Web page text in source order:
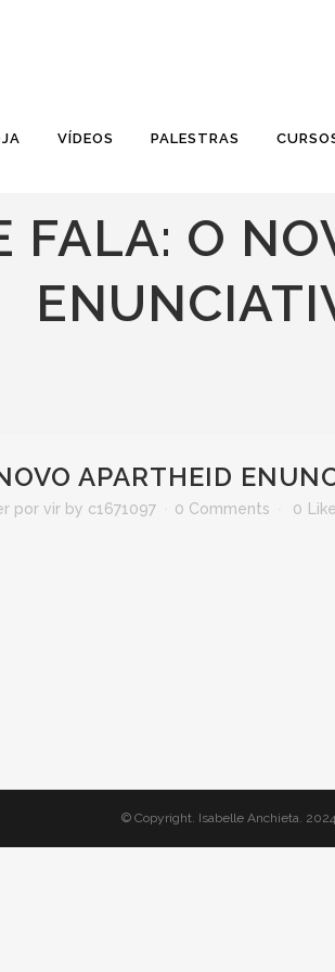
VÍDEOS PALESTRAS
FALA: O
APARTHEID
por vir by c1671097 0 Comments 0
© Copyright. Isabelle Anchieta.